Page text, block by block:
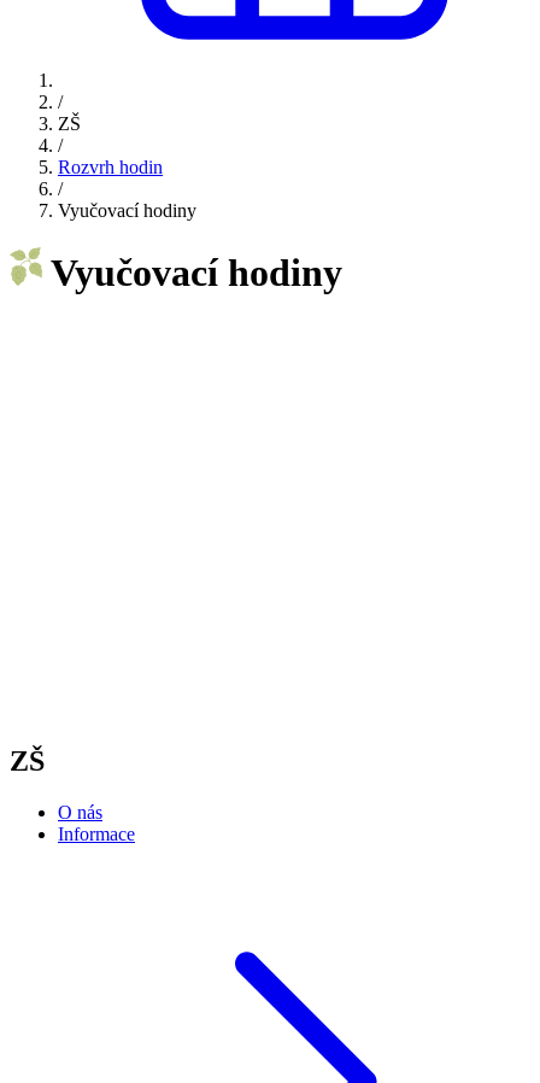
/
ZŠ
/
Rozvrh hodin
/
Vyučovací hodiny
Vyučovací hodiny
ZŠ
O nás
Informace